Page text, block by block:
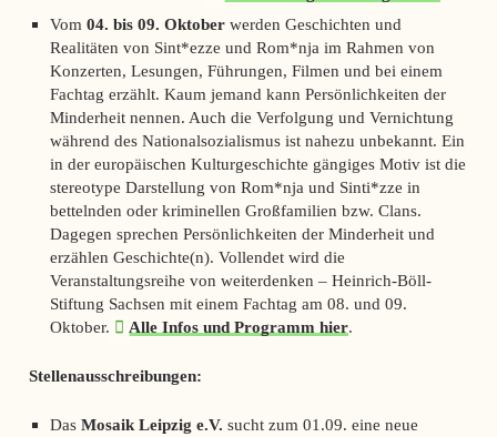
Vom 04. bis 09. Oktoberwerden Geschichten und
Realitäten von Sint*ezze und Rom*nja im Rahmen von
Konzerten, Lesungen, Führungen, Filmen und bei einem
Fachtag erzählt. Kaum jemand kann Persönlichkeiten der
Minderheit nennen. Auch die Verfolgung und Vernichtung
während des Nationalsozialismus ist nahezu unbekannt. Ein
in der europäischen Kulturgeschichte gängiges Motiv ist die
stereotype Darstellung von Rom*nja und Sinti*zze in
bettelnden oder kriminellen Großfamilien bzw. Clans.
Dagegen sprechen Persönlichkeiten der Minderheit und
erzählen Geschichte(n). Vollendet wird die
Veranstaltungsreihe von weiterdenken – Heinrich-Böll-
Stiftung Sachsen mit einem Fachtag am 08. und 09.
Oktober.
Alle Infos und Programm hier.
Stellenausschreibungen:
Das Mosaik Leipzig e.V. sucht zum 01.09. eine neue